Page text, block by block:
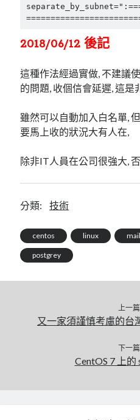
separate_by_subnet=
2018/06/12 後記
這種作法經過實做, 不建議
的問題, 收個信會延遲, 這是
雖然可以自動加入白名單,
要馬上收的狀況大有人在,
除非IT人員在公司很強大,
分類: 技術
centos linux mail
postgrey
上一
又一家須謹慎考慮的台
下一
CentOS 7 上的